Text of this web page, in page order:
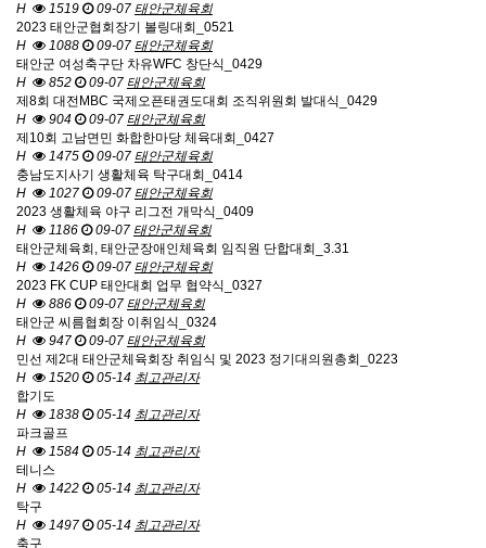
H
1519 09-07 태안군체육회
2023 태안군협회장기 볼링대회_0521
H
1088 09-07 태안군체육회
태안군 여성축구단 차유WFC 창단식_0429
H
852 09-07 태안군체육회
제8회 대전MBC 국제오픈태권도대회 조직위원회 발대식_0429
H
904 09-07 태안군체육회
제10회 고남면민 화합한마당 체육대회_0427
H
1475 09-07 태안군체육회
충남도지사기 생활체육 탁구대회_0414
H
1027 09-07 태안군체육회
2023 생활체육 야구 리그전 개막식_0409
H
1186 09-07 태안군체육회
태안군체육회, 태안군장애인체육회 임직원 단합대회_3.31
H
1426 09-07 태안군체육회
2023 FK CUP 태안대회 업무 협약식_0327
H
886 09-07 태안군체육회
태안군 씨름협회장 이취임식_0324
H
947 09-07 태안군체육회
민선 제2대 태안군체육회장 취임식 및 2023 정기대의원총회_0223
H
1520 05-14 최고관리자
합기도
H
1838 05-14 최고관리자
파크골프
H
1584 05-14 최고관리자
테니스
H
1422 05-14 최고관리자
탁구
H
1497 05-14 최고관리자
축구